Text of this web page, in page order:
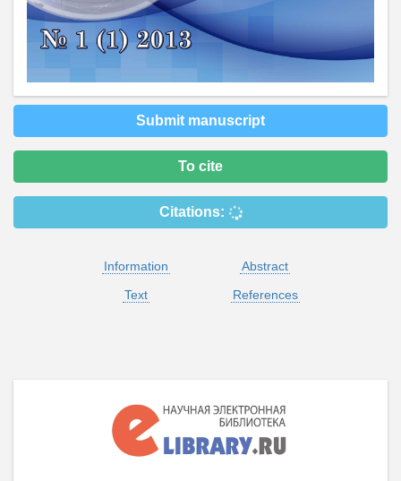
Submit manuscript
To cite
Citations:
Information
Abstract
Text
References